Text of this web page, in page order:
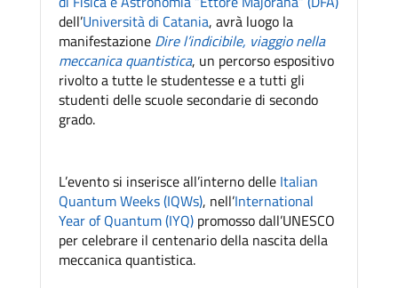
dell’Università di Catania, avrà luogo la
manifestazione Dire l’indicibile, viaggio nella
meccanica quantistica, un percorso espositivo
rivolto a tutte le studentesse e a tutti gli
studenti delle scuole secondarie di secondo
grado.
L’evento si inserisce all’interno delle Italian
Quantum Weeks (IQWs), nell’International
Year of Quantum (IYQ)promosso dall’UNESCO
per celebrare il centenario della nascita della
meccanica quantistica.